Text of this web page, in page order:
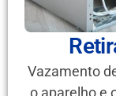
Vazamento
o aparelho e